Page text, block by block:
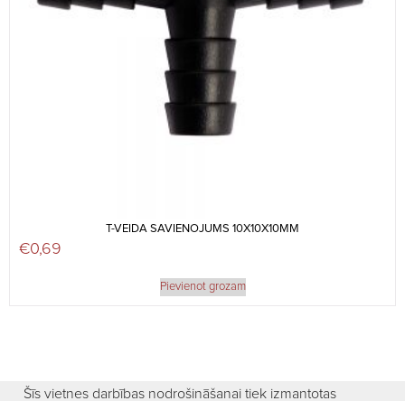
T-VEIDA SAVIENOJUMS 10X10X10MM
€0,69
Pievienot grozam
Šīs vietnes darbības nodrošināšanai tiek izmantotas